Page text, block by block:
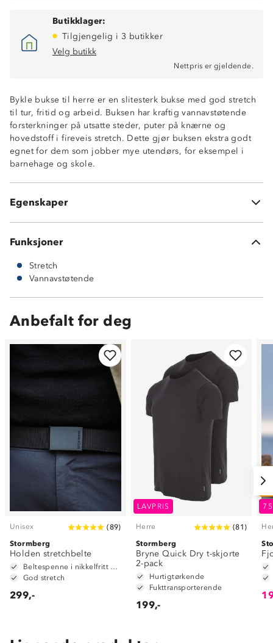
Butikklager:
Tilgjengelig i 3 butikker
Velg butikk
Nettpris er gjeldende.
Bykle bukse til herre er en slitesterk bukse med god stretch
til tur, fritid og arbeid. Buksen har kraftig vannavstøtende
forsterkninger på utsatte steder, puter på knærne og
hovedstoff i fireveis stretch. Dette gjør buksen ekstra godt
egnet for dem som jobber mye utendørs, for eksempel i
barnehage og skole.
Egenskaper
Kraftig vannavstøtende forsterkningsfelter i baken og på
Baklomme med glidelås
Elastikk og knepping i livet
Beltehemper
Avtakbare puter på knær
Strikkstramming nederst i beinene
Stretchfunksjon: Stretch4W™
Forsterkningsmateriale: 100% polyester
Funksjoner
Stretch
Vannavstøtende
Anbefalt for deg
Unisex (89)
Stormberg
Holden stretchbelte
God stretch
299,-
LAVPRIS
Herre (81 )
Stormberg
Bryne Quick Dry t-skjorte
2-pack
Hurtigtørkende
Fukttransporterende
199,-